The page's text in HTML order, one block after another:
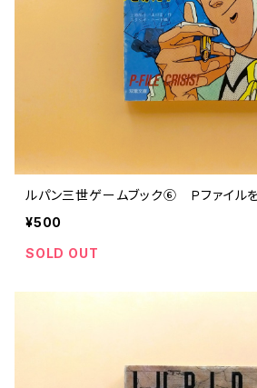
ルパン三世ゲームブック⑥ Ｐファイルを
¥500
SOLD OUT